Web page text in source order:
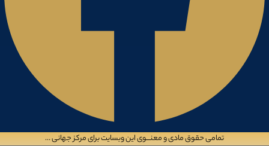
تمامی حقوق مادی و معنـــوی این وبسایت برای مرکز جهانی …